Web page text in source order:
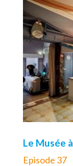
Le Musée
Episode 37